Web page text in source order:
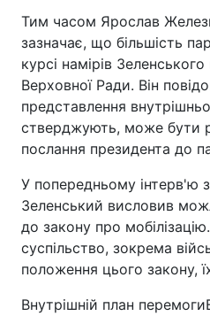
Тим часом Ярослав
зазначає, що більшість
курсі намірів
Верховної Ради. Він
представлення
стверджують, може бути
послання президента до
У попередньому інтерв'ю
Зеленський висловив
до закону про
суспільство, зокрема
положення цього закону,
Внутрішній план